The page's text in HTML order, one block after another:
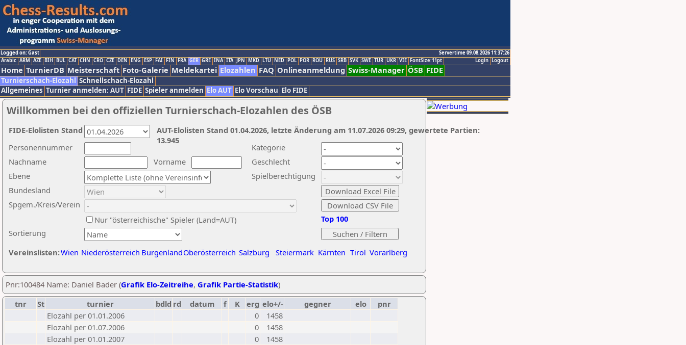
Logged on: Gast
Servertime 09.08.2026 11:37:26
Logout
Login
Arabic ARM AZE BIH BUL CAT CHN CRO CZE DEN ENG ESP FAI FIN FRA GER GRE INA ITA JPN MKD LTU NED POL POR ROU RUS SRB SVK SWE TUR UKR VIE FontSize:11pt
Home TurnierDB Meisterschaft Foto-Galerie Meldekartei Elozahlen FAQ Onlineanmeldung Swiss-Manager ÖSB FIDE
Turnierschach-Elozahl Schnellschach-Elozahl
Allgemeines Turnier anmelden: AUT FIDE Spieler anmelden Elo AUT Elo Vorschau Elo FIDE
Willkommen bei den offiziellen Turnierschach-Elozahlen des ÖSB
Nachname
Vorname
Ebene
Kategorie
Sortierung
Personennummer
Bundesland
Spgem./Kreis/Verein
Geschlecht
Nur "österreichische" Spieler (Land=AUT)
Spielberechtigung
Vereinslisten:Wien Niederösterreich BurgenlandOberösterreich Salzburg Steiermark Kärnten Tirol Vorarlberg
Top 100
AUT-Elolisten Stand 01.04.2026, letzte Änderung am 11.07.2026 09:29, gewertete Partien:
13.945
FIDE-Elolisten Stand
Pnr:100484 Name: Daniel Bader (Grafik Elo-Zeitreihe, Grafik Partie-Statistik)
tnr
St turnier bdld rd datum f K erg elo+/- gegner elo
pnr
Elozahl per 01.01.2006
0
1458
Elozahl per 01.07.2006
0
1458
Elozahl per 01.01.2007
0
1458